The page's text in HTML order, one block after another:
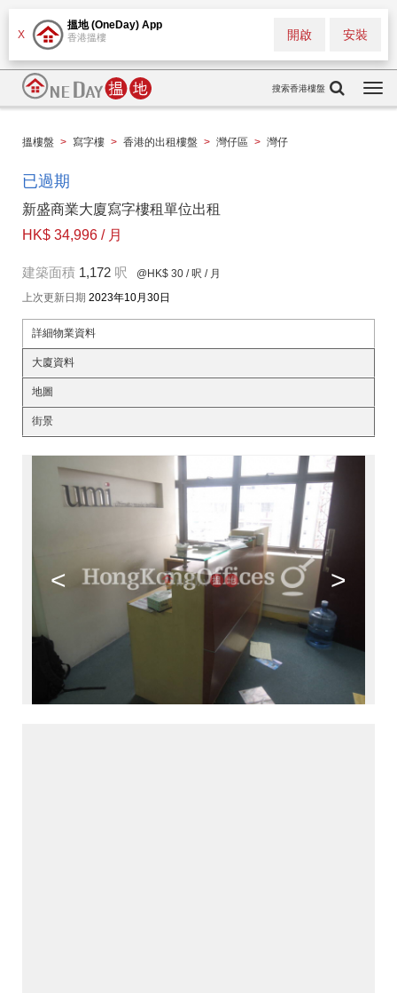
X
搵地 (OneDay) App
香港搵樓 安裝
開啟
搜索香港樓盤
搵樓盤 > 寫字樓 > 香港的出租樓盤 > 灣仔區 > 灣仔
已過期
新盛商業大廈寫字樓租單位出租
HK$ 34,996 / 月
建築面積 1,172 呎 @HK$ 30 / 呎 / 月
上次更新日期 2023年10月30日
詳細物業資料
大廈資料
地圖
街景
< >